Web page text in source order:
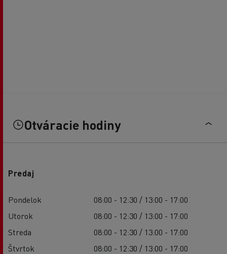
Otváracie hodiny
Predaj
Pondelok
08:00 - 12:30 / 13:00 - 17:00
Utorok
08:00 - 12:30 / 13:00 - 17:00
Streda
08:00 - 12:30 / 13:00 - 17:00
Štvrtok
08:00 - 12:30 / 13:00 - 17:00